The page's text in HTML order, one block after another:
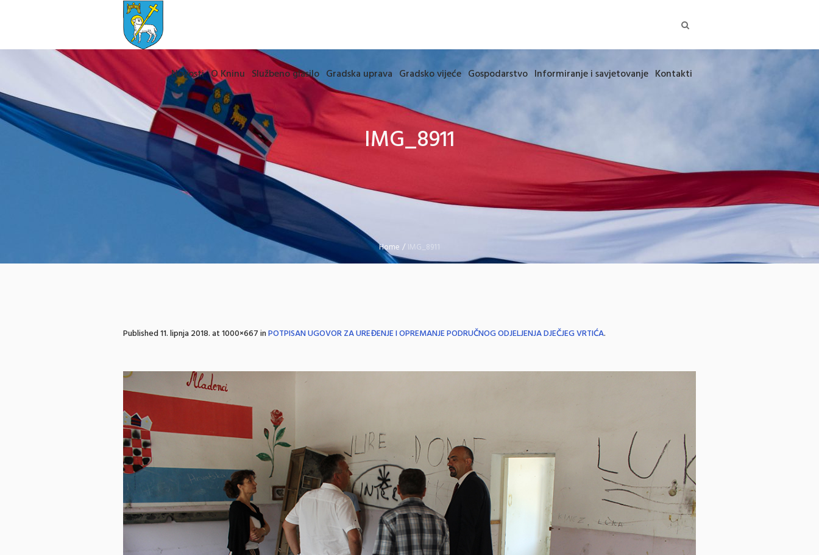
Novosti O Kninu Službeno glasilo Gradska uprava Gradsko vijeće Gospodarstvo Informiranje i savjetovanje Kontakti
IMG_8911
Home /IMG_8911
Published11. lipnja 2018.at 1000×667 inPOTPISAN UGOVOR ZA UREĐENJE I OPREMANJE PODRUČNOG ODJELJENJA DJEČJEG VRTIĆA.